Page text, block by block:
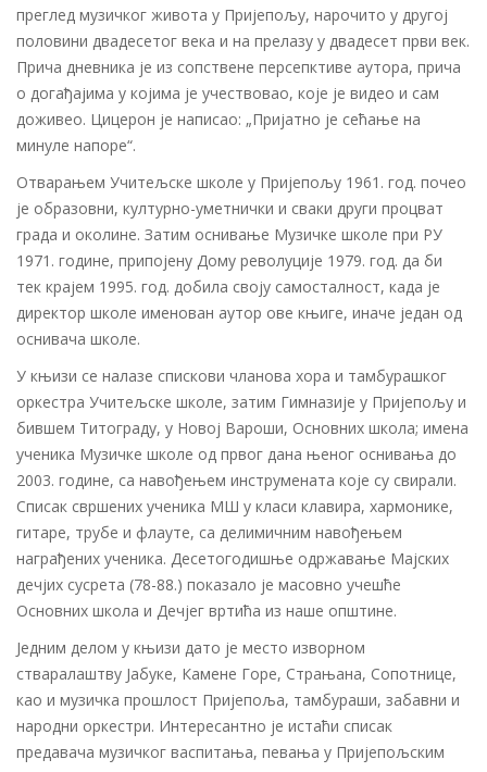
преглед музичког живота у Пријепољу, нарочито у другој
половини двадесетог века и на прелазу у двадесет први век.
Прича дневника је из сопствене персепктиве аутора, прича
о догађајима у којима је учествовао, које је видео и сам
доживео. Цицерон је написао: „Пријатно је сећање на
минуле напоре“.
Отварањем Учитељске школе у Пријепољу 1961. год. почео
је образовни, културно-уметнички и сваки други процват
града и околине. Затим оснивање Музичке школе при РУ
1971. године, припојену Дому револуције 1979. год. да би
тек крајем 1995. год. добила своју самосталност, када је
директор школе именован аутор ове књиге, иначе један од
оснивача школе.
У књизи се налазе спискови чланова хора и тамбурашког
оркестра Учитељске школе, затим Гимназије у Пријепољу и
бившем Титограду, у Новој Вароши, Основних школа; имена
ученика Музичке школе од првог дана њеног оснивања до
2003. године, са навођењем инструмената које су свирали.
Списак свршених ученика МШ у класи клавира, хармонике,
гитаре, трубе и флауте, са делимичним навођењем
награђених ученика. Десетогодишње одржавање Мајских
дечјих сусрета (78-88.) показало је масовно учешће
Основних школа и Дечјег вртића из наше општине.
Једним делом у књизи дато је место изворном
стваралаштву Јабуке, Камене Горе, Страњана, Сопотнице,
као и музичка прошлост Пријепоља, тамбураши, забавни и
народни оркестри. Интересантно је истаћи списак
предавача музичког васпитања, певања у Пријепољским